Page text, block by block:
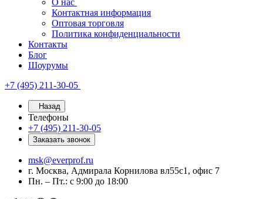
О нас
Контактная информация
Оптовая торговля
Политика конфиденциальности
Контакты
Блог
Шоурумы
+7 (495) 211-30-05
Назад
Телефоны
+7 (495) 211-30-05
Заказать звонок
msk@everprof.ru
г. Москва, Адмирала Корнилова вл55с1, офис 7
Пн. – Пт.: с 9:00 до 18:00